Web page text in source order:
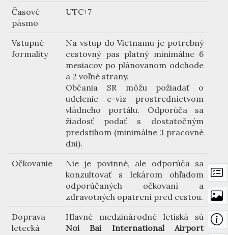
Časové
pásmo
UTC+7
Vstupné
formality
Na vstup do Vietnamu je potrebný
cestovný pas platný minimálne 6
mesiacov po plánovanom odchode
a 2 voľné strany.
Občania SR môžu požiadať o
udelenie e-víz prostredníctvom
vládneho portálu. Odporúča sa
žiadosť podať s dostatočným
predstihom (minimálne 3 pracovné
dni).
Očkovanie
Nie je povinné, ale odporúča sa
konzultovať s lekárom ohľadom
odporúčaných očkovaní a
zdravotných opatrení pred cestou.
Doprava
letecká
Hlavné medzinárodné letiská sú
Noi Bai International Airport